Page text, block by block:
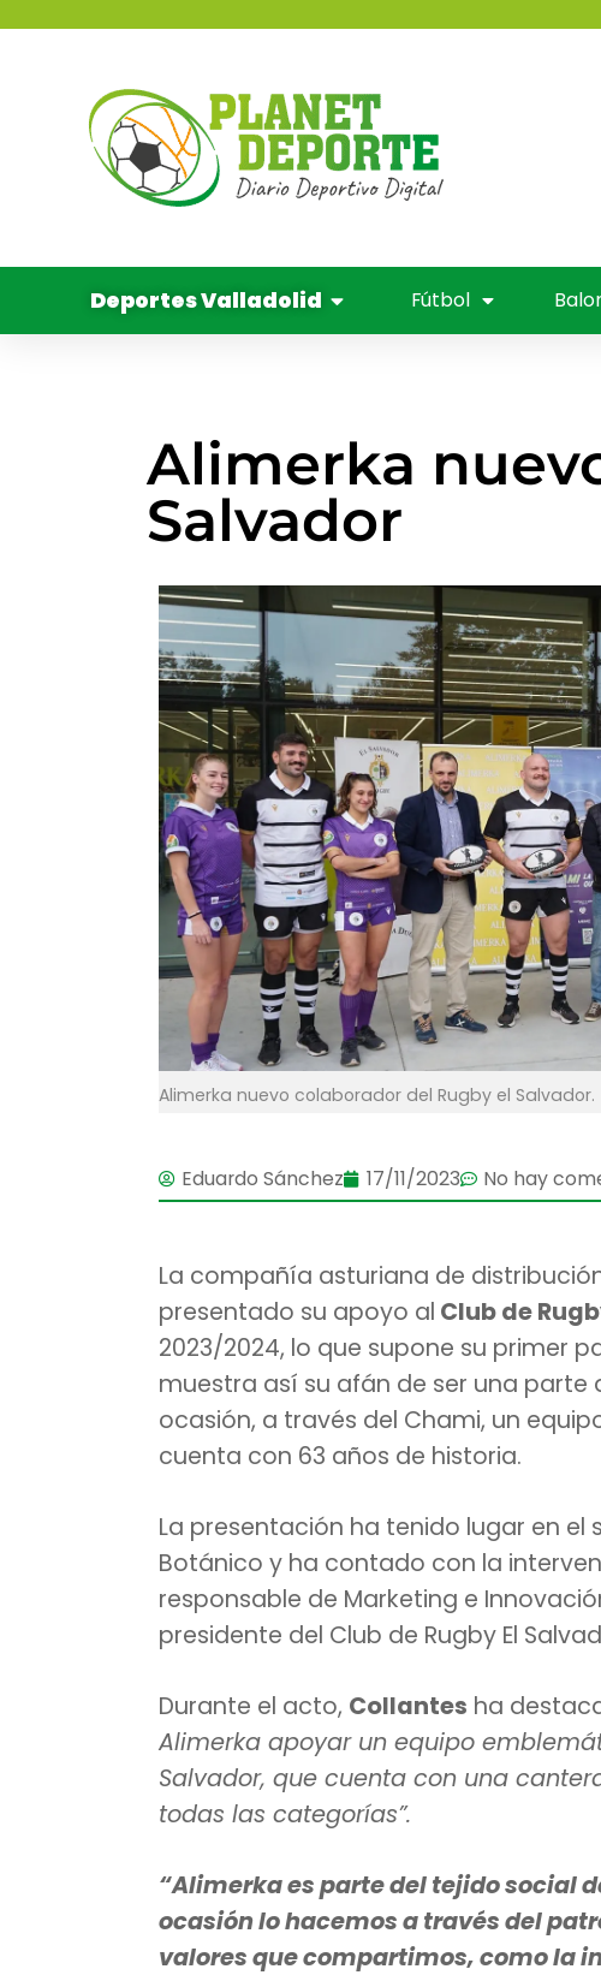
Deportes Valladolid Fútbol
Alimerka
Salvador
Alimerka nuevo colaborador del Rugby el Salvador.
Eduardo Sánchez 17/11/2023 No hay
La compañía asturiana de
presentado su apoyo al Club de
2023/2024, lo que supone su primer
muestra así su afán de ser una
ocasión, a través del Chami, un
cuenta con 63 años de historia.
La presentación ha tenido lugar en
Botánico y ha contado con la
responsable de Marketing e
presidente del Club de Rugby El
Durante el acto, Collantes ha
Alimerka apoyar un equipo
Salvador, que cuenta con una
todas las categorías”.
“Alimerka es parte del tejido social
ocasión lo hacemos a través del
valores que compartimos, como la